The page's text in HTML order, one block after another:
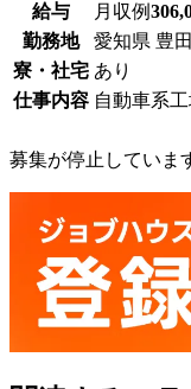
給与 月収例
勤務地
愛知県 豊
寮・社宅 あり
仕事内容 自動車系
募集が停止していま